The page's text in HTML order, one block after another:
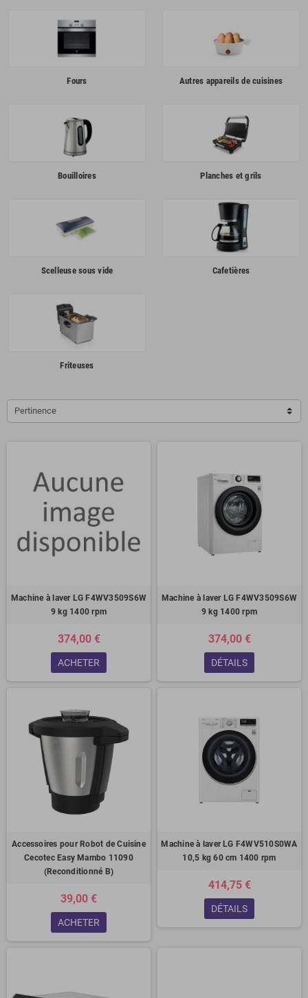
Fours Autres appareils de cuisines
Bouilloires Planches et grils
Scelleuse sous vide Cafetières
Friteuses
Pertinence
Machine à laver LG F4WV3509S6W
9 kg 1400 rpm
374,00 €
ACHETER
Machine à laver LG F4WV3509S6W
9 kg 1400 rpm
374,00 €
DÉTAILS
Accessoires pour Robot de Cuisine
Cecotec Easy Mambo 11090
(Reconditionné B)
39,00 €
ACHETER
Machine à laver LG F4WV510S0WA
10,5 kg 60 cm 1400 rpm
414,75 €
DÉTAILS